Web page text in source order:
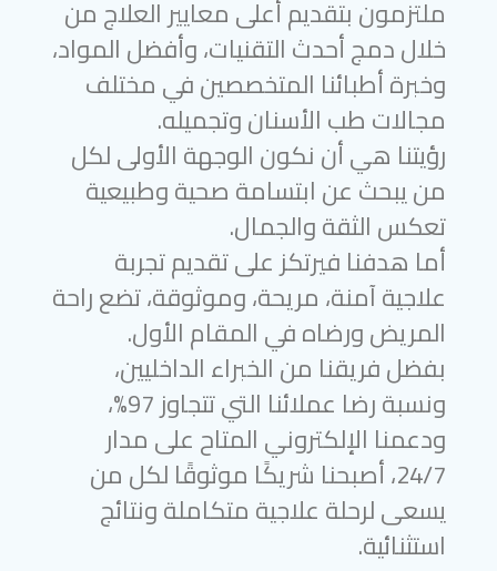
ملتزمون بتقديم أعلى معايير العلاج من
خلال دمج أحدث التقنيات، وأفضل المواد،
وخبرة أطبائنا المتخصصين في مختلف
مجالات طب الأسنان وتجميله.
رؤيتنا هي أن نكون الوجهة الأولى لكل
من يبحث عن ابتسامة صحية وطبيعية
تعكس الثقة والجمال.
أما هدفنا فيرتكز على تقديم تجربة
علاجية آمنة، مريحة، وموثوقة، تضع راحة
المريض ورضاه في المقام الأول.
بفضل فريقنا من الخبراء الداخليين،
ونسبة رضا عملائنا التي تتجاوز 97%،
ودعمنا الإلكتروني المتاح على مدار
24/7، أصبحنا شريكًا موثوقًا لكل من
يسعى لرحلة علاجية متكاملة ونتائج
استثنائية.